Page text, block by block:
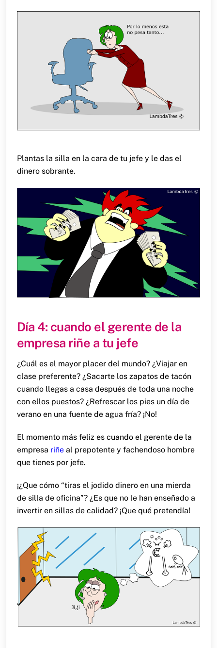
Plantas la silla en la cara de tu jefe y le das el
dinero sobrante.
Día 4: cuando el gerente de la
empresa riñe a tu jefe
¿Cuál es el mayor placer del mundo? ¿Viajar en
clase preferente? ¿Sacarte los zapatos de tacón
cuando llegas a casa después de toda una noche
con ellos puestos? ¿Refrescar los pies un día de
verano en una fuente de agua fría? ¡No!
El momento más feliz es cuando el gerente de la
empresa riñeal prepotente y fachendoso hombre
que tienes por jefe.
¡¿Que cómo “tiras el jodido dinero en una mierda
de silla de oficina”? ¿Es que no le han enseñado a
invertir en sillas de calidad? ¡Que qué pretendía!